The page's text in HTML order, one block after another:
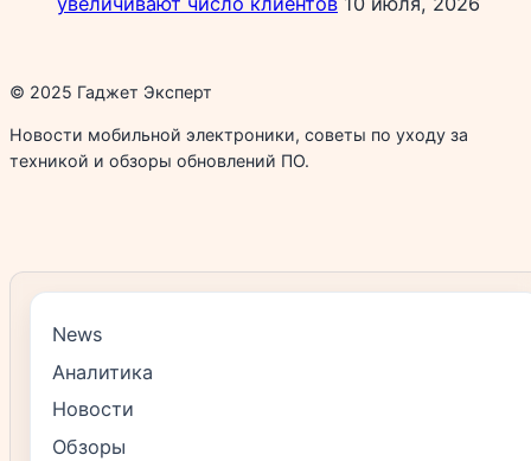
© 2025 Гаджет Эксперт
Новости мобильной электроники, советы по уходу за
техникой и обзоры обновлений ПО.
News
Аналитика
Новости
Обзоры